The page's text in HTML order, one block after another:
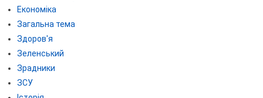
Економіка
Загальна тема
Здоров'я
Зеленський
Зрадники
ЗСУ